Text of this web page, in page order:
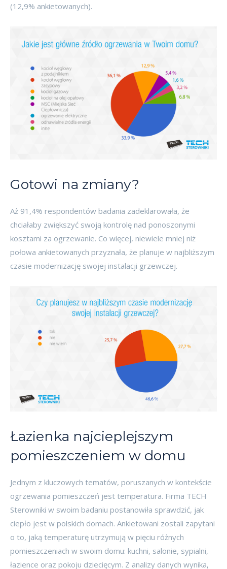
(12,9% ankietowanych).
Gotowi na zmiany?
Aż 91,4% respondentów badania zadeklarowała, że
chciałaby zwiększyć swoją kontrolę nad ponoszonymi
kosztami za ogrzewanie. Co więcej, niewiele mniej niż
połowa ankietowanych przyznała, że planuje w najbliższym
czasie modernizację swojej instalacji grzewczej.
Łazienka najcieplejszym
pomieszczeniem w domu
Jednym z kluczowych tematów, poruszanych w kontekście
ogrzewania pomieszczeń jest temperatura. Firma TECH
Sterowniki w swoim badaniu postanowiła sprawdzić, jak
ciepło jest w polskich domach. Ankietowani zostali zapytani
o to, jaką temperaturę utrzymują w pięciu różnych
pomieszczeniach w swoim domu: kuchni, salonie, sypialni,
łazience oraz pokoju dziecięcym. Z analizy danych wynika,